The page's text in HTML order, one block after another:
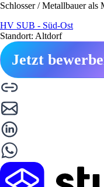
Schlosser / Metallbauer als
HV SUB - Süd-Ost
Standort: Altdorf
Jetzt